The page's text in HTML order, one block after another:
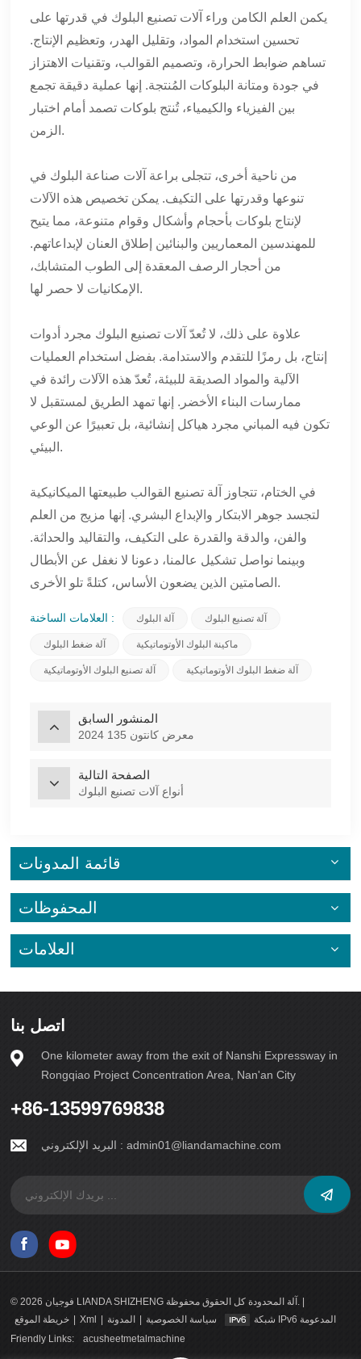
يكمن العلم الكامن وراء آلات تصنيع البلوك في قدرتها على
تحسين استخدام المواد، وتقليل الهدر، وتعظيم الإنتاج.
تساهم ضوابط الحرارة، وتصميم القوالب، وتقنيات الاهتزاز
في جودة ومتانة البلوكات المُنتجة. إنها عملية دقيقة تجمع
بين الفيزياء والكيمياء، تُنتج بلوكات تصمد أمام اختبار
الزمن.
من ناحية أخرى، تتجلى براعة آلات صناعة البلوك في
تنوعها وقدرتها على التكيف. يمكن تخصيص هذه الآلات
لإنتاج بلوكات بأحجام وأشكال وقوام متنوعة، مما يتيح
للمهندسين المعماريين والبنائين إطلاق العنان لإبداعاتهم.
من أحجار الرصف المعقدة إلى الطوب المتشابك،
الإمكانيات لا حصر لها.
علاوة على ذلك، لا تُعدّ آلات تصنيع البلوك مجرد أدوات
إنتاج، بل رمزًا للتقدم والاستدامة. بفضل استخدام العمليات
الآلية والمواد الصديقة للبيئة، تُعدّ هذه الآلات رائدة في
ممارسات البناء الأخضر. إنها تمهد الطريق لمستقبل لا
تكون فيه المباني مجرد هياكل إنشائية، بل تعبيرًا عن الوعي
البيئي.
في الختام، تتجاوز آلة تصنيع القوالب طبيعتها الميكانيكية
لتجسد جوهر الابتكار والإبداع البشري. إنها مزيج من العلم
والفن، والدقة والقدرة على التكيف، والتقاليد والحداثة.
وبينما نواصل تشكيل عالمنا، دعونا لا نغفل عن الأبطال
الصامتين الذين يضعون الأساس، كتلةً تلو الأخرى.
العلامات الساخنة : آلة البلوك آلة تصنيع البلوك
آلة ضغط البلوك ماكينة البلوك الأوتوماتيكية
آلة تصنيع البلوك الأوتوماتيكية آلة ضغط البلوك الأوتوماتيكية
المنشور السابق
2024 معرض كانتون 135
الصفحة التالية
أنواع آلات تصنيع البلوك
قائمة المدونات
المحفوظات
العلامات
اتصل بنا
One kilometer away from the exit of Nanshi Expressway in
Rongqiao Project Concentration Area, Nan'an City
+86-13599769838
البريد الإلكتروني :admin01@liandamachine.com
© 2026 فوجيان LIANDA SHIZHENG آلة المحدودة كل الحقوق محفوظة. |
خريطة الموقع
Xml المدونة سياسة الخصوصية
شبكة IPv6 المدعومة
Friendly Links:
acusheetmetalmachine